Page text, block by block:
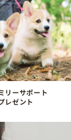
リーサポート
レゼント